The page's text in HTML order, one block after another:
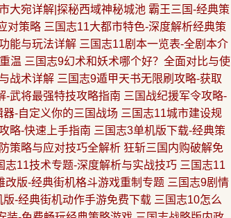
大宛详解|探秘西域神秘城池 霸王三国-经典策
对策略 三国志11大都市特色-深度解析经典策
能与玩法详解 三国志11剧本一览表-全剧本介
温 三国志9幻术和妖术哪个好？全面对比与使
战术详解 三国志9遁甲天书无限刷攻略-获取
-武将最强特技攻略指南 三国战纪援军令攻略-
-自定义你的三国战场 三国志11城市建设规
略-快速上手指南 三国志3单机版下载-经典策
策略与应对技巧全解析 狂斩三国内购破解免
志11技术专题-深度解析与实战技巧 三国志11
改版-经典街机格斗游戏重制专题 三国志9剧情
-经典街机动作手游免费下载 三国志10怎么